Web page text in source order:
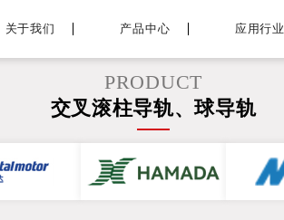
关于我们 产品中心 应用行业
PRODUCT
交叉滚柱导轨、球导轨